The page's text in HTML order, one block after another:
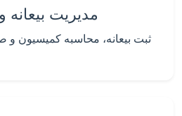
مدیریت بیعانه
ثبت بیعانه، محاسبه کمیسیون